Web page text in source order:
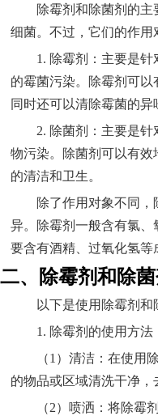
除霉剂和除菌剂的
细菌。不过，它们的作用
1. 除霉剂：主要是
的霉菌污染。除霉剂可以
同时还可以清除霉菌的异
2. 除菌剂：主要是
物污染。除菌剂可以有
的清洁和卫生。
除了作用对象不同
异。除霉剂一般含有氯
要含有酒精、过氧化氢等
二、除霉剂和除
以下是使用除霉剂和
1. 除霉剂的使用方法
（1）清洁：在使用
的物品或区域清洗干净，
（2）喷洒：将除霉